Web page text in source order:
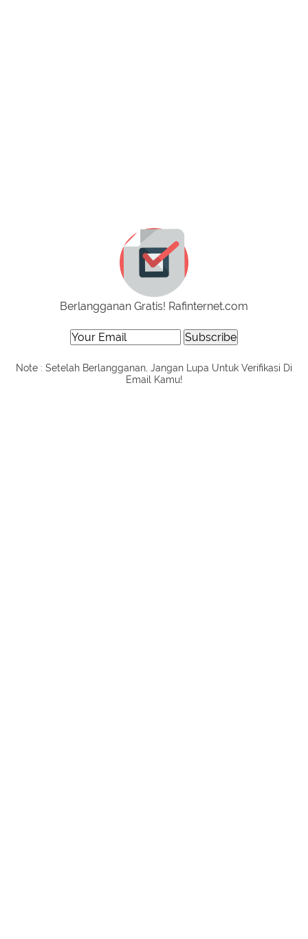
Berlangganan Gratis! Rafinternet.com
Note : Setelah Berlangganan, Jangan Lupa Untuk Verifikasi Di
Email Kamu!